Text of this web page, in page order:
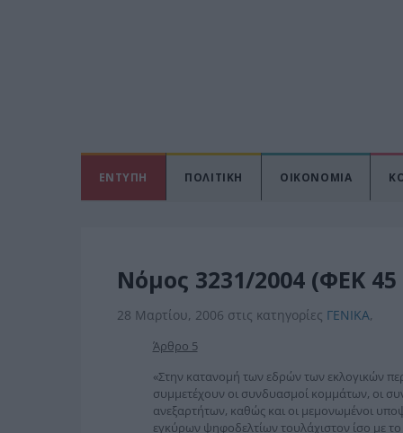
ΕΝΤΥΠΗ ΠΟΛΙΤΙΚΗ ΟΙΚΟΝΟΜΙΑ
Νόμος 3231/2004 (ΦΕΚ
28 Μαρτίου, 2006 στις κατηγορίες ΓΕΝΙΚΑ,
Άρθρο 5
«Στην κατανομή των εδρών των εκλογικών
συμμετέχουν οι συνδυασμοί κομμάτων, οι
ανεξαρτήτων, καθώς και οι μεμονωμένοι
εγκύρων ψηφοδελτίων τουλάχιστον ίσο με